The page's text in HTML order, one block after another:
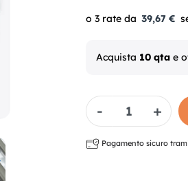
39,67 €
Acquista 10 qta e
Quantità
Pagamento sicuro